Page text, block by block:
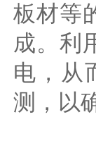
板材等
成。利
电，从
测，以